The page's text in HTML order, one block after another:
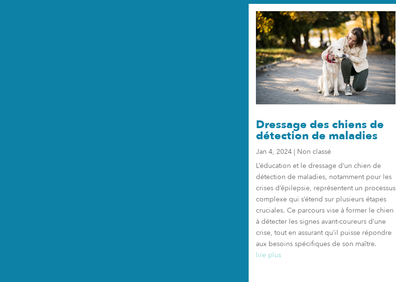
Dressage des chiens de
détection de maladies
Jan 4, 2024| Non classé
L’éducation et le dressage d’un chien de
détection de maladies, notamment pour les
crises d’épilepsie, représentent un processus
complexe qui s’étend sur plusieurs étapes
cruciales. Ce parcours vise à former le chien
à détecter les signes avant-coureurs d’une
crise, tout en assurant qu’il puisse répondre
aux besoins spécifiques de son maître.
lire plus